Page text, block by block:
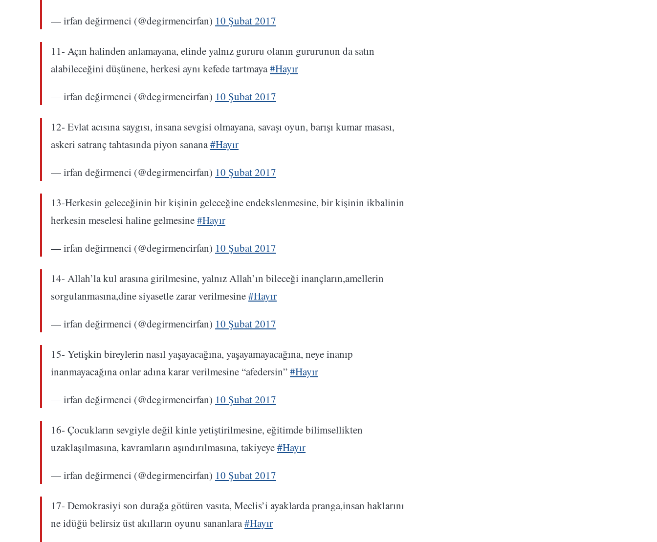
— irfan değirmenci (@degirmencirfan) 10 Şubat 2017
11- Açın halinden anlamayana, elinde yalnız gururu olanın gururunun da satın
alabileceğini düşünene, herkesi aynı kefede tartmaya#Hayır
— irfan değirmenci (@degirmencirfan) 10 Şubat 2017
12- Evlat acısına saygısı, insana sevgisi olmayana, savaşı oyun, barışı kumar masası,
askeri satranç tahtasında piyon sanana#Hayır
— irfan değirmenci (@degirmencirfan) 10 Şubat 2017
13-Herkesin geleceğinin bir kişinin geleceğine endekslenmesine, bir kişinin ikbalinin
herkesin meselesi haline gelmesine#Hayır
— irfan değirmenci (@degirmencirfan) 10 Şubat 2017
14- Allah’la kul arasına girilmesine, yalnız Allah’ın bileceği inançların,amellerin
sorgulanmasına,dine siyasetle zarar verilmesine#Hayır
— irfan değirmenci (@degirmencirfan) 10 Şubat 2017
15- Yetişkin bireylerin nasıl yaşayacağına, yaşayamayacağına, neye inanıp
inanmayacağına onlar adına karar verilmesine “afedersin”#Hayır
— irfan değirmenci (@degirmencirfan) 10 Şubat 2017
16- Çocukların sevgiyle değil kinle yetiştirilmesine, eğitimde bilimsellikten
uzaklaşılmasına, kavramların aşındırılmasına, takiyeye#Hayır
— irfan değirmenci (@degirmencirfan) 10 Şubat 2017
17- Demokrasiyi son durağa götüren vasıta, Meclis’i ayaklarda pranga,insan haklarını
ne idüğü belirsiz üst akılların oyunu sananlara#Hayır